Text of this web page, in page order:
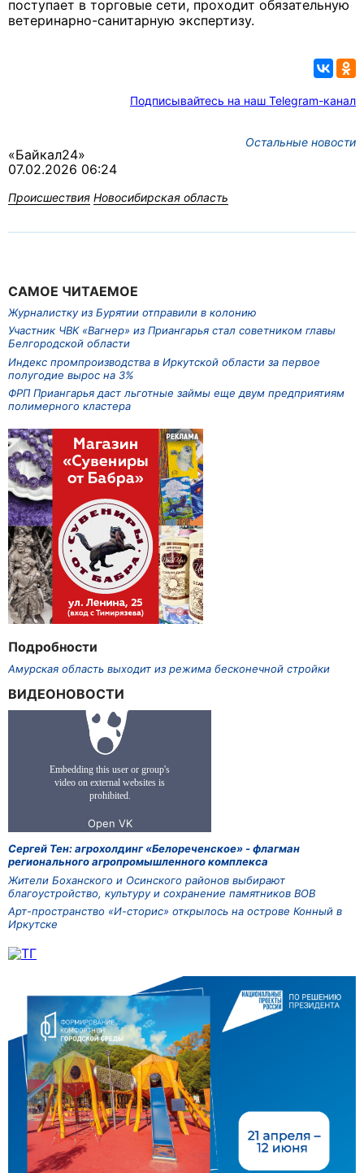
поступает в торговые сети, проходит обязательную
ветеринарно-санитарную экспертизу.
Подписывайтесь на наш Telegram-канал
Остальные новости
«Байкал24»
07.02.2026 06:24
Происшествия Новосибирская область
САМОЕ ЧИТАЕМОЕ
Журналистку из Бурятии отправили в колонию
Участник ЧВК «Вагнер» из Приангарья стал советником главы
Белгородской области
Индекс промпроизводства в Иркутской области за первое
полугодие вырос на 3%
ФРП Приангарья даст льготные займы еще двум предприятиям
полимерного кластера
Подробности
Амурская область выходит из режима бесконечной стройки
ВИДЕОНОВОСТИ
Сергей Тен: агрохолдинг «Белореченское» - флагман
регионального агропромышленного комплекса
Жители Боханского и Осинского районов выбирают
благоустройство, культуру и сохранение памятников ВОВ
Арт-пространство «И-сторис» открылось на острове Конный в
Иркутске